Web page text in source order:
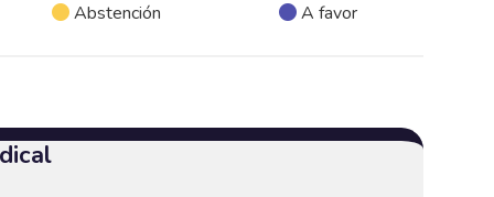
Abstención A favor